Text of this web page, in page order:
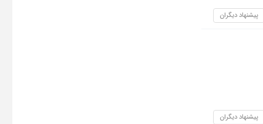
پیشنهاد دیگران
پیشنهاد دیگران